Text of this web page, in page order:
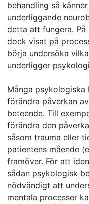
behandling så
underliggande
detta att fungera. På
dock visat på
börja undersöka
underligger
Många
förändra påverkan
beteende. Till
förändra den
såsom trauma eller
patientens mående
framöver. För att
sådan psykologisk
nödvändigt att
mentala processer